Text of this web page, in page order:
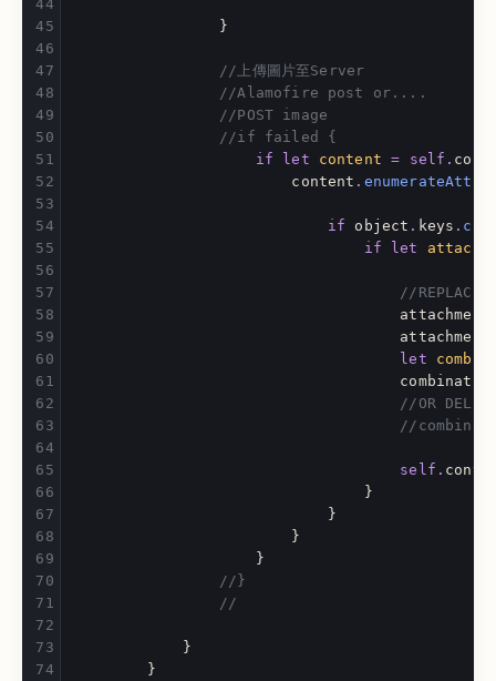
}
//上傳圖片至Server
//Alamofire post or....
//POST image
//if failed {
if
let content = self .
content .
if object . keys .
if
let
//REPLACE:
attachment
attachment
let
//OR
//
self .
}
}
}
}
//}
//
}
}